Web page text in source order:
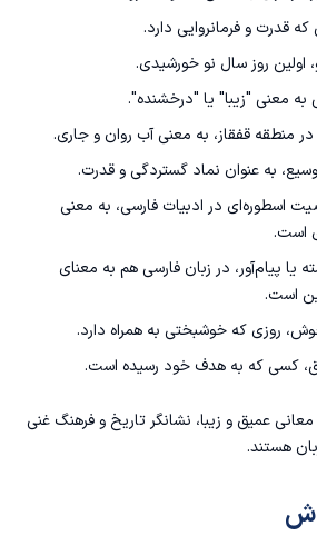
قدرت و فرمانروایی دارد.
اولین روز سال نو خورشیدی.
به معنی "زیبا" یا "درخشنده".
منطقه قفقاز، به معنی آب روان و جاری.
به عنوان نماد گستردگی و قدرت.
اسطوره‌ای در ادبیات فارسی، به معنی
است.
یا پیام‌آور، در زبان فارسی هم به معنای
است.
روزی که خوشبختی به همراه دارد.
کسی که به هدف خود رسیده است.
عمیق و زیبا، نشانگر تاریخ و فرهنگ غنی
هستند.
ش